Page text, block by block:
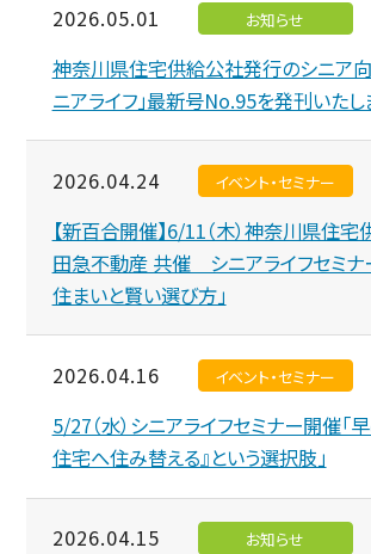
2026.05.01 お知らせ
神奈川県住宅供給公社発行のシニア
ニアライフ」最新号No.95を発刊いたし
2026.04.24 イベント・セミナー
【新百合開催】6/11（木）神奈川県住
田急不動産 共催 シニアライフセミナ
住まいと賢い選び方」
2026.04.16 イベント・セミナー
5/27（水）シニアライフセミナー開催「
住宅へ住み替える』という選択肢」
2026.04.15 お知らせ